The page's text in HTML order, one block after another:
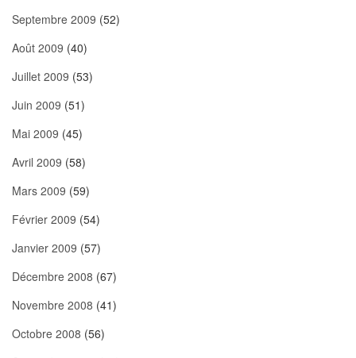
Septembre 2009 (52)
Août 2009 (40)
Juillet 2009 (53)
Juin 2009 (51)
Mai 2009 (45)
Avril 2009 (58)
Mars 2009 (59)
Février 2009 (54)
Janvier 2009 (57)
Décembre 2008 (67)
Novembre 2008 (41)
Octobre 2008 (56)